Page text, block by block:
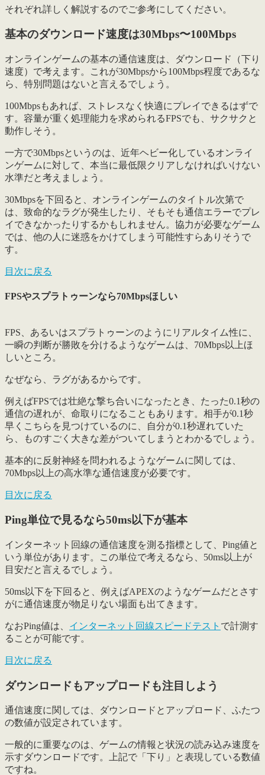
それぞれ詳しく解説するのでご参考にしてください。
基本のダウンロード速度は30Mbps〜100Mbps
オンラインゲームの基本の通信速度は、ダウンロード（下り
速度）で考えます。これが30Mbpsから100Mbps程度であるな
ら、特別問題はないと言えるでしょう。
100Mbpsもあれば、ストレスなく快適にプレイできるはずで
す。容量が重く処理能力を求められるFPSでも、サクサクと
動作しそう。
一方で30Mbpsというのは、近年ヘビー化しているオンライ
ンゲームに対して、本当に最低限クリアしなければいけない
水準だと考えましょう。
30Mbpsを下回ると、オンラインゲームのタイトル次第で
は、致命的なラグが発生したり、そもそも通信エラーでプレ
イできなかったりするかもしれません。協力が必要なゲーム
では、 他の人に迷惑をかけてしまう 可能性すらありそうで
す。
目次に戻る
FPSやスプラトゥーンなら70Mbpsほしい
FPS、あるいはスプラトゥーンのようにリアルタイム性に、
一瞬の判断が勝敗を分けるようなゲームは、 70Mbps以上ほ
しいところ 。
なぜなら、ラグがあるからです。
例えばFPSでは壮絶な撃ち合いになったとき、たった0.1秒の
通信の遅れが、命取りになることもあります。相手が0.1秒
早くこちらを見つけているのに、自分が0.1秒遅れていた
ら、ものすごく大きな差がついてしまうとわかるでしょう。
基本的に反射神経を問われるようなゲームに関しては、
70Mbps以上の高水準な通信速度が必要です。
目次に戻る
Ping単位で見るなら50ms以下が基本
インターネット回線の通信速度を測る指標として、Ping値と
いう単位があります。この単位で考えるなら、 50ms以上が
目安だと言えるでしょう。
50ms以下を下回ると、例えばAPEXのようなゲームだとさす
がに通信速度が物足りない場面も出てきます。
なおPing値は、 インターネット回線スピードテスト で計測す
ることが可能です。
目次に戻る
ダウンロードもアップロードも注目しよう
通信速度に関しては、ダウンロードとアップロード、ふたつ
の数値が設定されています。
一般的に重要なのは、 ゲームの情報と状況の読み込み速度を
示すダウンロードです。上記で「下り」と表現している数値
ですね。